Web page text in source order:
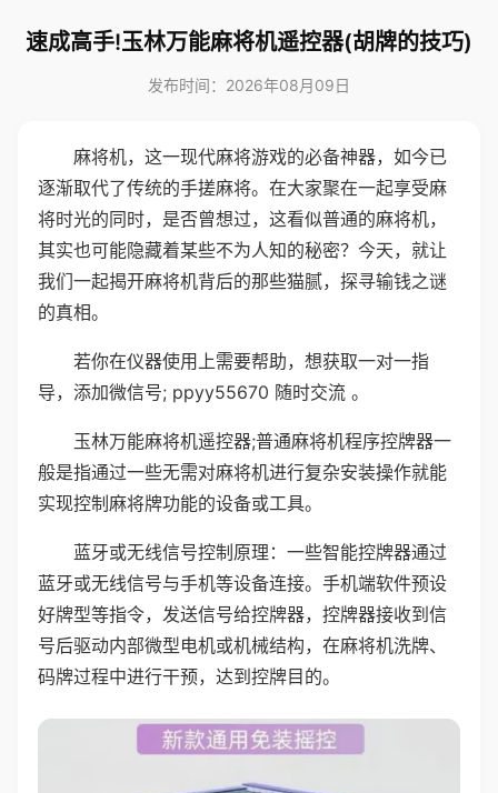
速成高手!玉林万能麻将机遥控器(胡牌的技巧)
发布时间：2026年08月09日
麻将机，这一现代麻将游戏的必备神器，如今已
逐渐取代了传统的手搓麻将。在大家聚在一起享受麻
将时光的同时，是否曾想过，这看似普通的麻将机，
其实也可能隐藏着某些不为人知的秘密？今天，就让
我们一起揭开麻将机背后的那些猫腻，探寻输钱之谜
的真相。
若你在仪器使用上需要帮助，想获取一对一指
导，添加微信号; ppyy55670 随时交流 。
玉林万能麻将机遥控器;普通麻将机程序控牌器一
般是指通过一些无需对麻将机进行复杂安装操作就能
实现控制麻将牌功能的设备或工具。
蓝牙或无线信号控制原理：一些智能控牌器通过
蓝牙或无线信号与手机等设备连接。手机端软件预设
好牌型等指令，发送信号给控牌器，控牌器接收到信
号后驱动内部微型电机或机械结构，在麻将机洗牌、
码牌过程中进行干预，达到控牌目的。